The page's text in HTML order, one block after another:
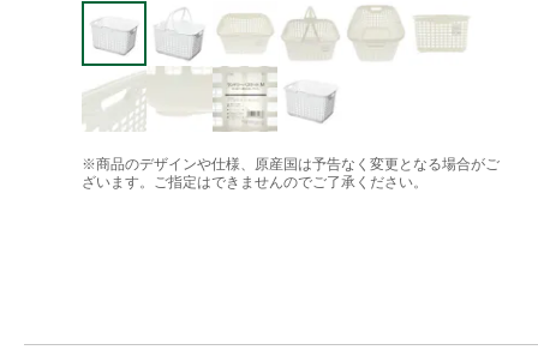
※商品のデザインや仕様、原産国は予告なく変更となる場合がご
ざいます。ご指定はできませんのでご了承ください。